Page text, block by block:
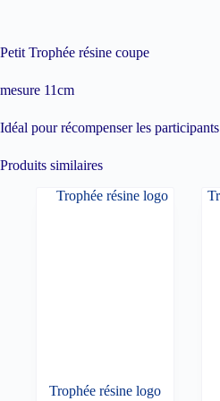
Petit Trophée résine coupe
mesure 11cm
Idéal pour récompenser les participants
Produits similaires
Trophée résine logo